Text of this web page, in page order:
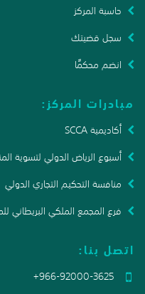
حاسبة المركز
سجل قضيتك
انضم محكمًا
مبادرات المركز:
أكاديمية SCCA
أسبوع الرياض الدولي لتسوية
منافسة التحكيم التجاري الدولي
فرع المجمع الملكي البريطاني
اتصل بنا:
+966-92000-3625